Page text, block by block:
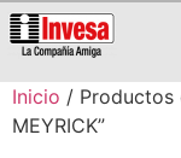
Inicio / Productos
MEYRICK”